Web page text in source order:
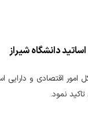
دانشگاه شیراز
امور اقتصادی و
نمود.